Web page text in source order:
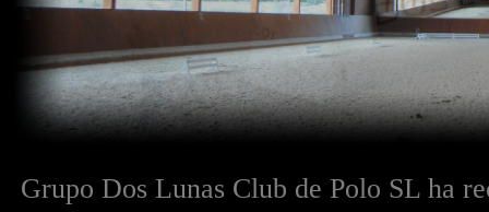
Grupo Dos Lunas Club de Polo SL ha